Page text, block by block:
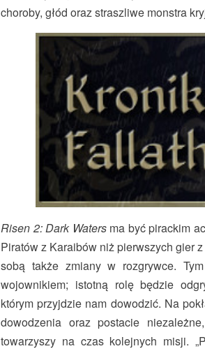
choroby, głód oraz straszliwe monstra
Risen 2: Dark Watersma być pirackim
Piratów z Karaibów niż pierwszych gier
sobą także zmiany w rozgrywce.
wojownikiem; istotną rolę będzie
którym przyjdzie nam dowodzić. Na
dowodzenia oraz postacie
towarzyszy na czas kolejnych misji.